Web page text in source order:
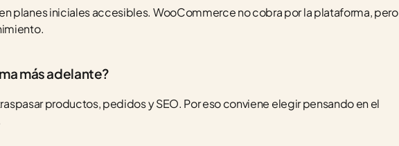
planes iniciales accesibles. WooCommerce no cobra por la plataforma, pero
más adelante?
productos, pedidos y SEO. Por eso conviene elegir pensando en el